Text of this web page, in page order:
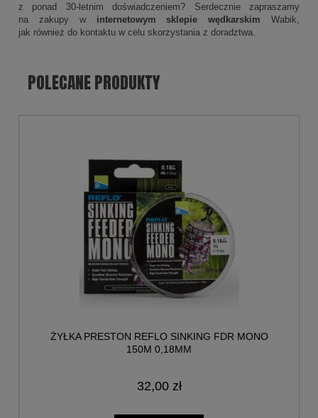
z ponad 30-letnim doświadczeniem? Serdecznie zapraszamy
na zakupy w internetowym sklepie wędkarskim Wabik,
jak również do kontaktu w celu skorzystania z doradztwa.
POLECANE PRODUKTY
ŻYŁKA PRESTON REFLO SINKING FDR MONO
150M 0,18MM
32,00 zł